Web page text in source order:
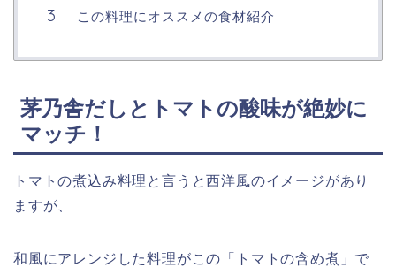
この料理にオススメの食材紹介
茅乃舎だしとトマトの酸味が絶妙に
マッチ！
トマトの煮込み料理と言うと西洋風のイメージがあり
ますが、
和風にアレンジした料理がこの「トマトの含め煮」で